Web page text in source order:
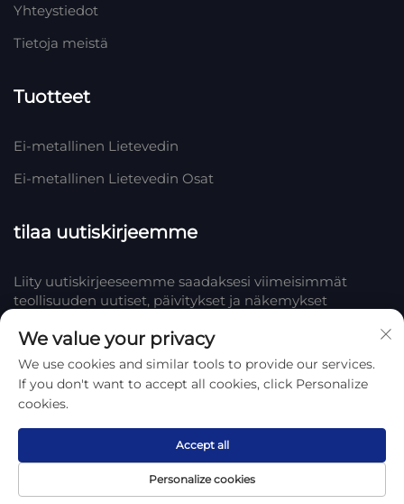
Yhteystiedot
Tietoja meistä
Tuotteet
Ei-metallinen Lietevedin
Ei-metallinen Lietevedin Osat
tilaa uutiskirjeemme
Liity uutiskirjeeseemme saadaksesi viimeisimmät
teollisuuden uutiset, päivitykset ja näkemykset
Tilaa
Etusivu Tuote Tietoa Ota yhteyttä
We value your privacy
We use cookies and similar tools to provide our services.
If you don't want to accept all cookies, click Personalize
cookies.
Personalize cookies
Accept all